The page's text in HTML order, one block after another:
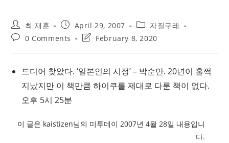
Post
author:
최 재훈
Post
published:
April 29, 2007
Post
category:
자질구레
Post0 Comments
PostFebruary 8, 2020
드디어 찾았다. ‘일본인의 시정’ – 박순만. 20년이 훌쩍
지났지만 이 책만큼 하이쿠를 제대로 다룬 책이 없다.
오후 5시 25분
이 글은 kaistizen님의 미투데이 2007년 4월 28일 내용입니
다.